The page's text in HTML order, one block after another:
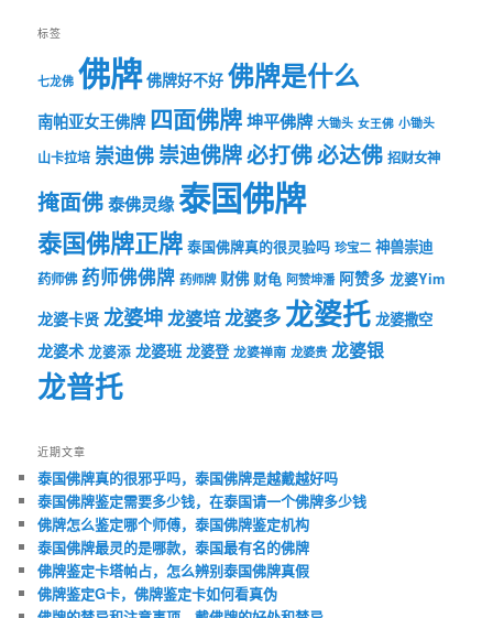
标签
七龙佛 佛牌 佛牌好不好 佛牌是什么
南帕亚女王佛牌 四面佛牌坤平佛牌 大锄头 女王佛 小锄头
山卡拉培 崇迪佛崇迪佛牌必打佛必达佛 招财女神
掩面佛泰佛灵缘泰国佛牌
泰国佛牌正牌 泰国佛牌真的很灵验吗 珍宝二 神兽崇迪
药师佛 药师佛佛牌 药师牌 财佛 财龟 阿赞坤潘 阿赞多 龙婆Yim
龙婆卡贤 龙婆坤龙婆培龙婆多龙婆托 龙婆撒空
龙婆术 龙婆添 龙婆班 龙婆登 龙婆禅南 龙婆贵 龙婆银
龙普托
近期文章
泰国佛牌真的很邪乎吗，泰国佛牌是越戴越好吗
泰国佛牌鉴定需要多少钱，在泰国请一个佛牌多少钱
佛牌怎么鉴定哪个师傅，泰国佛牌鉴定机构
泰国佛牌最灵的是哪款，泰国最有名的佛牌
佛牌鉴定卡塔帕占，怎么辨别泰国佛牌真假
佛牌鉴定G卡，佛牌鉴定卡如何看真伪